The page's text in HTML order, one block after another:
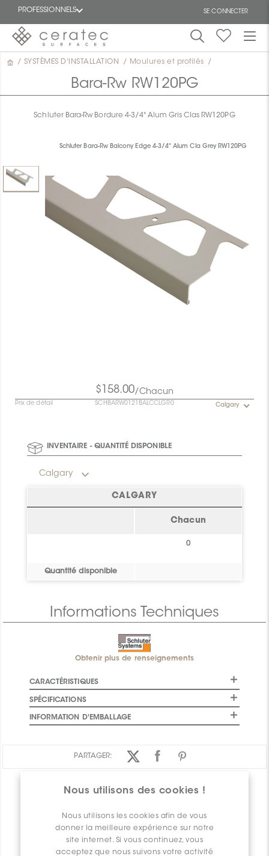
PROFESSIONNELS SE CONNECTER
En
vedette
Nous utilisons des cookies !
Nous utilisons les cookies afin de vous
donner la meilleure expérience sur notre
site internet. Si vous continuez, vous
acceptez que nous suivons votre activité
/ SYSTÈMES D'INSTALLATION / Moulures et profilés /
Bara-Rw RW120PG
Schluter Bara-Rw Bordure 4-3/4" Alum Gris Clas RW120PG
Schluter Bara-Rw Balcony Edge 4-3/4" Alum Cla Grey RW120PG
$158.00/Chacun
Prix de détail SCHBARW0121BALCCLGR0 Calgary
INVENTAIRE - QUANTITÉ DISPONIBLE
Calgary
CALGARY
Chacun
0
Quantité disponible
Informations Techniques
Obtenir plus de renseignements
CARACTÉRISTIQUES
SPÉCIFICATIONS
INFORMATION D'EMBALLAGE
PARTAGER:
APERÇU DES PRODUITS